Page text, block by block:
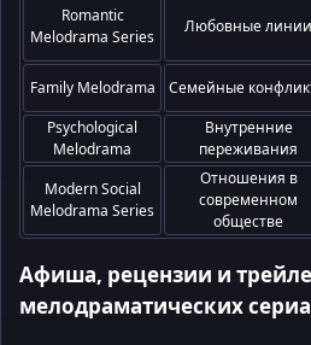
Romantic
Melodrama Series
Любовные линии
Family Melodrama
Семейные
Psychological
Melodrama
Внутренние
переживания
Modern Social
Melodrama Series
Отношения в
современном
обществе
Афиша, рецензии и
мелодраматических